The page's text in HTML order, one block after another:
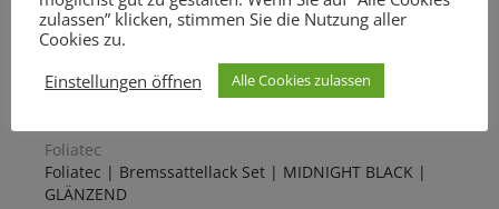
Foliatec
Foliatec | Bremssattellack Set | MIDNIGHT BLACK |
GLÄNZEND
zulassen” klicken, stimmen Sie die Nutzung aller
Cookies zu.
Einstellungen öffnen
Alle Cookies zulassen